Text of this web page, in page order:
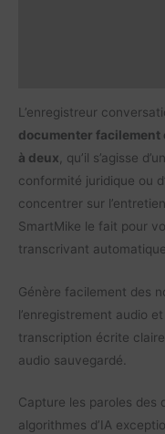
L’enregistreur
documenter
à deux , qu’il s’agisse
conformité juridique ou
concentrer sur
SmartMike le fait pour
transcrivant
Génère facilement des
l’enregistrement audio
transcription écrite
audio sauvegardé.
Capture les paroles des
algorithmes d’IA